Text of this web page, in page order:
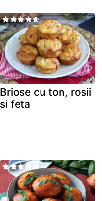
Briose cu ton, rosii
si feta